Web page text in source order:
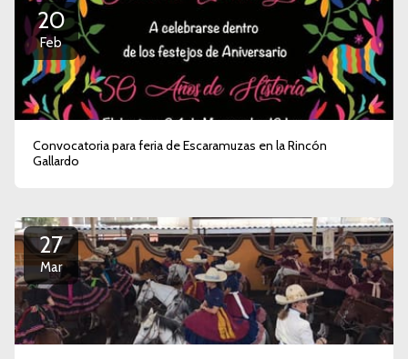
20
Feb
Convocatoria para feria de Escaramuzas en la Rincón
Gallardo
27
Mar